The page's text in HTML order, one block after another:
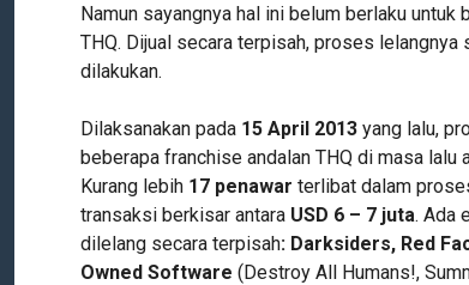
Namun sayangnya hal ini belum berlaku untuk
THQ. Dijual secara terpisah, proses
dilakukan.
Dilaksanakan pada 15 April 2013yang lalu,
beberapa franchise andalan THQ di masa lalu
Kurang lebih17 penawar terlibat dalam
transaksi berkisar antara USD 6 – 7 juta. Ada
dilelang secara terpisah: Darksiders, Red
Owned Software (Destroy All Humans!,